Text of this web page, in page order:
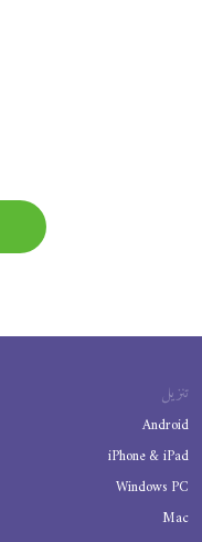
تنزيل
Android
iPhone & iPad
Windows PC
Mac